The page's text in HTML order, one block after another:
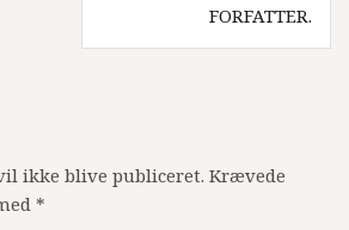
FORFATTER.
ikke blive publiceret. Krævede
*